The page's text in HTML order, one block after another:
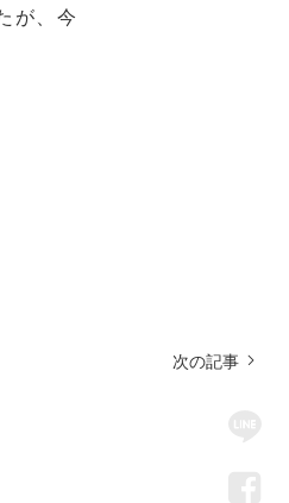
が、今
次の記事